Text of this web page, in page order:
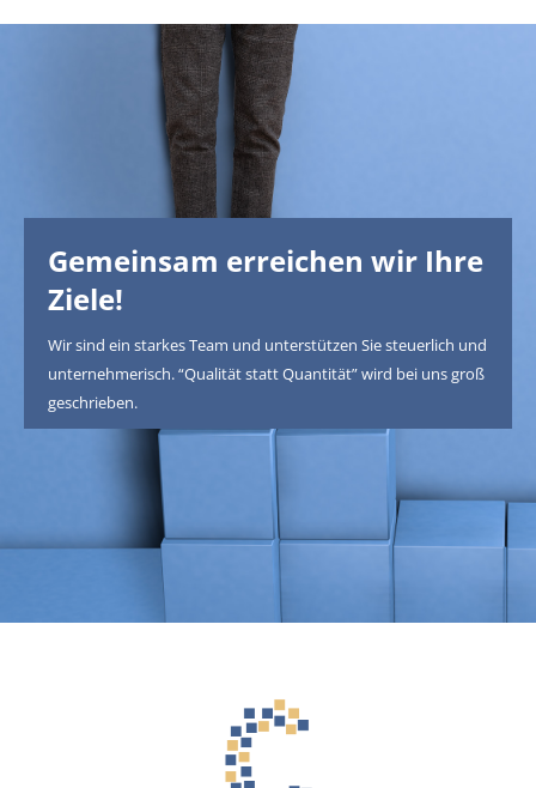
Gemeinsam erreichen wir Ihre
Ziele!
Wir sind ein starkes Team und unterstützen Sie steuerlich und
unternehmerisch. “Qualität statt Quantität” wird bei uns groß
geschrieben.